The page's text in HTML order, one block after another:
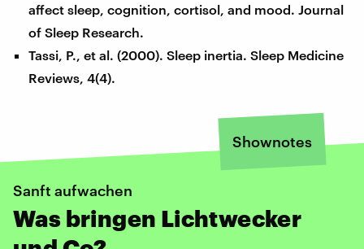
affect sleep, cognition, cortisol, and mood. Journal
of Sleep Research.
Tassi, P., et al. (2000). Sleep inertia. Sleep Medicine
Reviews, 4(4).
Shownotes
Sanft aufwachen
Was bringen Lichtwecker